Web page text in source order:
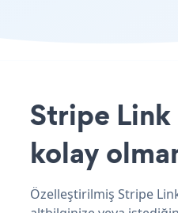
Stripe Link
kolay
Özelleştirilmiş Stripe